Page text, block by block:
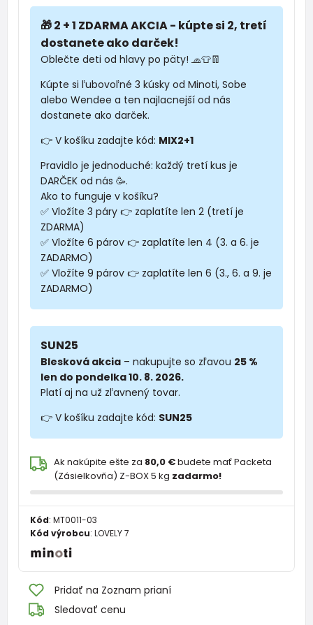
🎁 2 + 1 ZDARMA AKCIA - kúpte si 2, tretí
dostanete ako darček!
Oblečte deti od hlavy po päty! 🧢👕👖
Kúpte si ľubovoľné 3 kúsky od Minoti, Sobe
alebo Wendee a ten najlacnejší od nás
dostanete ako darček.
👉 V košíku zadajte kód: MIX2+1
Pravidlo je jednoduché: každý tretí kus je
DARČEK od nás 🥳.
Ako to funguje v košíku?
✅ Vložíte 3 páry 👉 zaplatíte len 2 (tretí je
ZDARMA)
✅ Vložíte 6 párov 👉 zaplatíte len 4 (3. a 6. je
ZADARMO)
✅ Vložíte 9 párov 👉 zaplatíte len 6 (3., 6. a 9. je
ZADARMO)
SUN25
Blesková akcia – nakupujte so zľavou 25 %
len do pondelka 10. 8. 2026.
Platí aj na už zľavnený tovar.
👉 V košíku zadajte kód: SUN25
Ak nakúpite ešte za 80,0 €budete mať Packeta
(Zásielkovňa) Z-BOX 5 kg zadarmo!
Kód: MT0011-03
Kód výrobcu: LOVELY 7
Pridať na Zoznam prianí
Sledovať cenu